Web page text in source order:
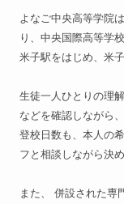
よなご中央高等学院
り、中央国際高等学
米子駅をはじめ、米
生徒一人ひとりの理
などを確認しながら
登校日数も、本人の
フと相談しながら決
また、 併設された専